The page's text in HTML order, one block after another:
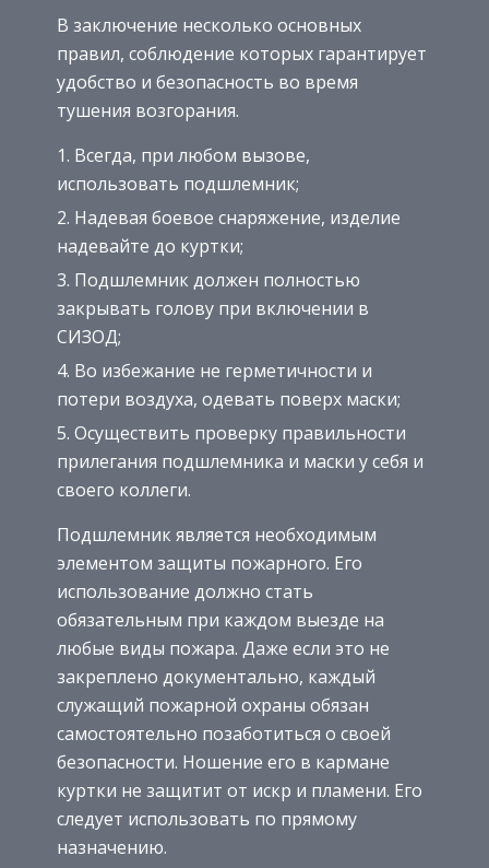
В заключение несколько основных
правил, соблюдение которых гарантирует
удобство и безопасность во время
тушения возгорания.
Всегда, при любом вызове,
использовать подшлемник;
Надевая боевое снаряжение, изделие
надевайте до куртки;
Подшлемник должен полностью
закрывать голову при включении в
СИЗОД;
Во избежание не герметичности и
потери воздуха, одевать поверх маски;
Осуществить проверку правильности
прилегания подшлемника и маски у себя и
своего коллеги.
Подшлемник является необходимым
элементом защиты пожарного. Его
использование должно стать
обязательным при каждом выезде на
любые виды пожара. Даже если это не
закреплено документально, каждый
служащий пожарной охраны обязан
самостоятельно позаботиться о своей
безопасности. Ношение его в кармане
куртки не защитит от искр и пламени. Его
следует использовать по прямому
назначению.